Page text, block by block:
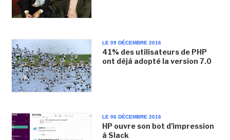
LE 09 DÉCEMBRE 2016
41% des utilisateurs de PHP
ont déjà adopté la version 7.0
LE 06 DÉCEMBRE 2016
HP ouvre son bot d'impression
à Slack